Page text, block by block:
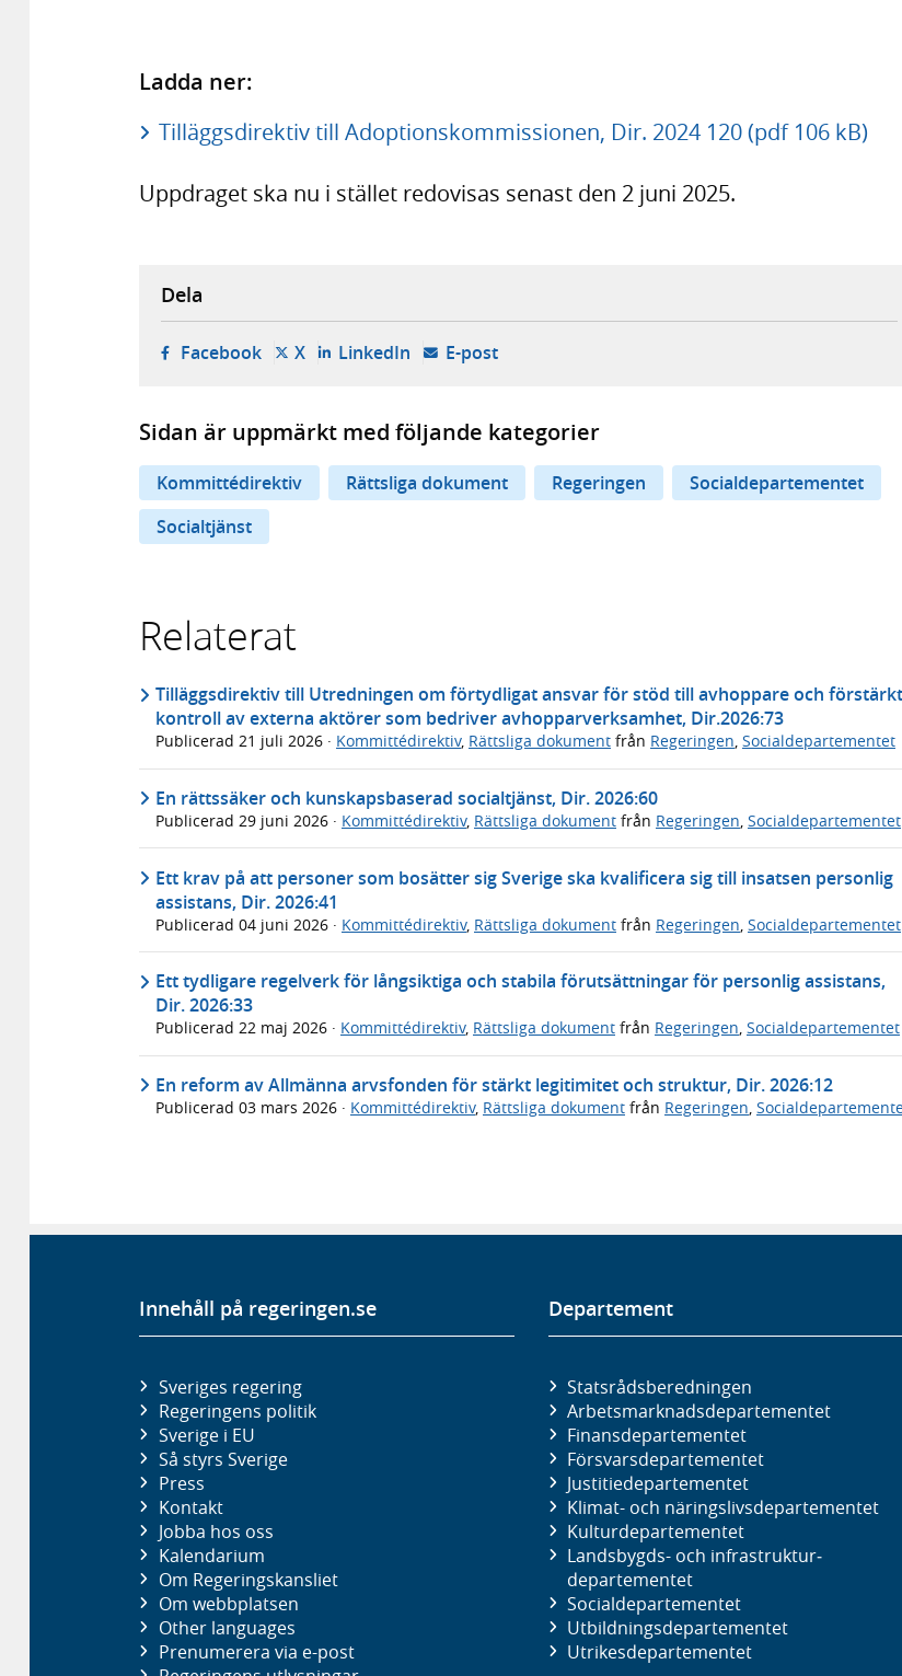
Ladda ner:
Tilläggsdirektiv till Adoptionskommissionen, Dir. 2024 120 (pdf 106 kB)
Uppdraget ska nu i stället redovisas senast den 2 juni 2025.
Dela
Facebook- öppnas i ny flik, extern webbplats,
X- öppnas i ny flik, extern webbplats,
LinkedIn- öppnas i ny flik, extern webbplats,
E-post- öppnar din e-postklient,
Sidan är uppmärkt med följande kategorier
Kommittédirektiv Rättsliga dokument Regeringen
Socialdepartementet
Socialtjänst
Relaterat
Tilläggsdirektiv till Utredningen om förtydligat ansvar för stöd till avhoppare och förstärkt
kontroll av externa aktörer som bedriver avhopparverksamhet, Dir.2026:73
Publicerad 21 juli 2026 · Kommittédirektiv, Rättsliga dokument från Regeringen, Socialdepartementet
En rättssäker och kunskapsbaserad socialtjänst, Dir. 2026:60
Publicerad 29 juni 2026 · Kommittédirektiv, Rättsliga dokument från Regeringen, Socialdepartementet
Ett krav på att personer som bosätter sig Sverige ska kvalificera sig till insatsen personlig
assistans, Dir. 2026:41
Publicerad 04 juni 2026 · Kommittédirektiv, Rättsliga dokument från Regeringen Socialdepartementet
Ett tydligare regelverk för långsiktiga och stabila förutsättningar för personlig assistans,
Dir. 2026:33
Publicerad 22 maj 2026 · Kommittédirektiv, Rättsliga dokument från Regeringen, Socialdepartementet
En reform av Allmänna arvsfonden för stärkt legitimitet och struktur, Dir. 2026:12
Publicerad 03 mars 2026 · Kommittédirektiv, Rättsliga dokument från Regeringen,
Innehåll på regeringen.se
Sveriges regering
Regeringens politik
Sverige i EU
Så styrs Sverige
Press
Kontakt
Jobba hos oss
Kalendarium
Om Regeringskansliet
Om webbplatsen
Other languages
Prenumerera via e-post
Departement
Statsrådsberedningen
Arbetsmarknads­departementet
Finans­departementet
Försvars­departementet
Justitie­departementet
Klimat- och näringslivs­departementet
Kultur­departementet
Landsbygds- och infrastruktur­
departementet
Social­departementet
Utbildnings­departementet
Utrikes­departementet